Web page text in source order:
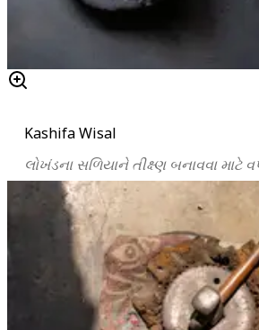
Kashifa Wisal
લોખંડના સળિયાને તીક્ષ્ણ બનાવવા માટે